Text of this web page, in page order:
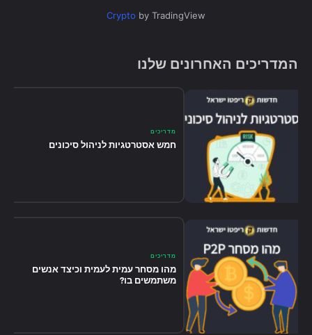
Crypto by TradingView
המדריכים האחרונים שלנו
מדריכים
חמש אסטרטגיות לניהול סיכונים
מדריכים
מהו מסחר עמית לעמית וכיצד אנשים
משתמשים בו?